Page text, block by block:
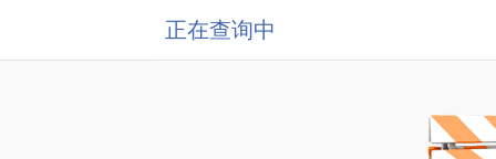
正在查询中